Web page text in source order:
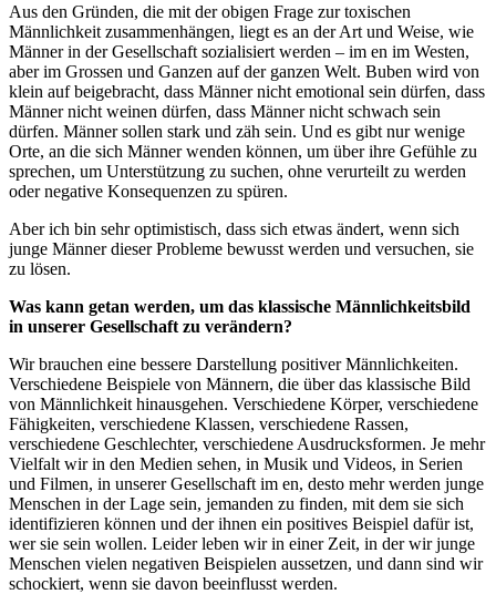
Aus den Gründen, die mit der obigen Frage zur toxischen
Männlichkeit zusammenhängen, liegt es an der Art und Weise, wie
Männer in der Gesellschaft sozialisiert werden – im en im Westen,
aber im Grossen und Ganzen auf der ganzen Welt. Buben wird von
klein auf beigebracht, dass Männer nicht emotional sein dürfen, dass
Männer nicht weinen dürfen, dass Männer nicht schwach sein
dürfen. Männer sollen stark und zäh sein. Und es gibt nur wenige
Orte, an die sich Männer wenden können, um über ihre Gefühle zu
sprechen, um Unterstützung zu suchen, ohne verurteilt zu werden
oder negative Konsequenzen zu spüren.
Aber ich bin sehr optimistisch, dass sich etwas ändert, wenn sich
junge Männer dieser Probleme bewusst werden und versuchen, sie
zu lösen.
Was kann getan werden, um das klassische Männlichkeitsbild
in unserer Gesellschaft zu verändern?
Wir brauchen eine bessere Darstellung positiver Männlichkeiten.
Verschiedene Beispiele von Männern, die über das klassische Bild
von Männlichkeit hinausgehen. Verschiedene Körper, verschiedene
Fähigkeiten, verschiedene Klassen, verschiedene Rassen,
verschiedene Geschlechter, verschiedene Ausdrucksformen. Je mehr
Vielfalt wir in den Medien sehen, in Musik und Videos, in Serien
und Filmen, in unserer Gesellschaft im en, desto mehr werden junge
Menschen in der Lage sein, jemanden zu finden, mit dem sie sich
identifizieren können und der ihnen ein positives Beispiel dafür ist,
wer sie sein wollen. Leider leben wir in einer Zeit, in der wir junge
Menschen vielen negativen Beispielen aussetzen, und dann sind wir
schockiert, wenn sie davon beeinflusst werden.